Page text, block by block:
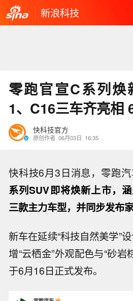
新浪科技
零跑官宣C系列焕
1、C16三车齐亮相
快科技官方
原创作者 06月03日 16:35
快科技6月3日消息，零跑
系列SUV即将焕新上市，
三款主力车型，并同步发布
新车在延续“科技自然美学”
增“云栖金”外观配色与“砂
于6月16日正式发布。